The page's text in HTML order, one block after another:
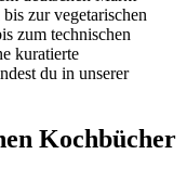
zur vegetarischen
zum technischen
kuratierte
du in unserer
Kochbücher